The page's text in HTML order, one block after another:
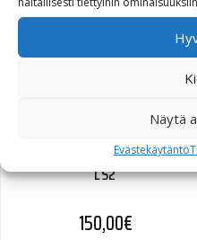
Näytä
Evästekäytäntö
Legend Gear satulalaukku
LS2
150,00€